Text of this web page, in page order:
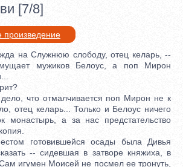
[7/8]
произведение
на Служнюю слободу, отец келарь, --
мужиков Белоус, а поп Мирон
что отмалчивается поп Мирон не к
отец келарь... Только и Белоус ничего
монастырь, а за нас предстательство
готовившейся осады была Дивья
-- сидевшая в затворе княжиха, в
игумен Моисей не посмел ее тронуть,